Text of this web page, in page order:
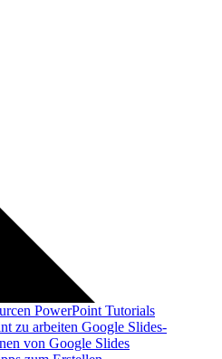
PowerPoint Tutorials
zu arbeiten Google Slides-
von Google Slides